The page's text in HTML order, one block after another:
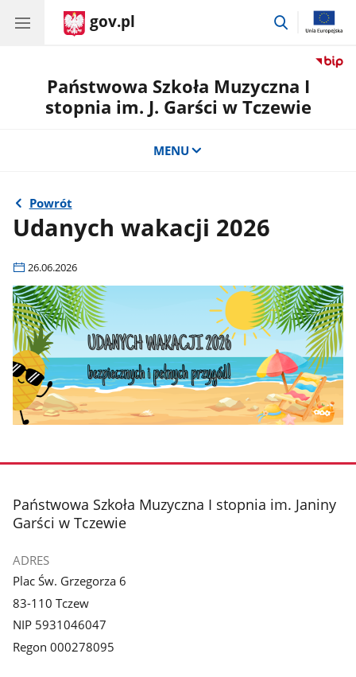
gov.pl
przejdź
Państwowa Szkoła Muzyczna I
stopnia im. J. Garści w Tczewie
MENU
Powrót
Udanych wakacji 2026
26.06.2026
stopka
Państwowa Szkoła Muzyczna I stopnia im. Janiny
Garści w Tczewie
ADRES
Plac Św. Grzegorza 6
83-110 Tczew
NIP 5931046047
Regon 000278095